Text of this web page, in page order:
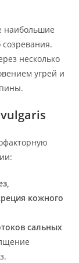
наибольшие
несколько
угрей и
кожного
сальных